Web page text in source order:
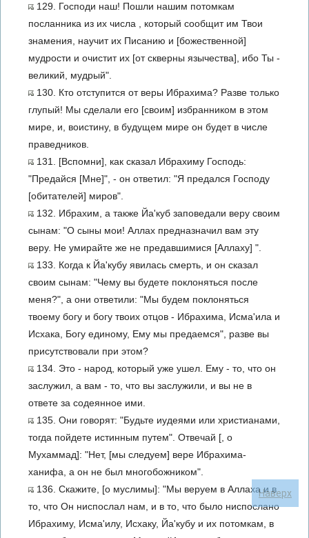
129. Господи наш! Пошли нашим потомкам
посланника из их числа , который сообщит им Твои
знамения, научит их Писанию и [божественной]
мудрости и очистит их [от скверны язычества], ибо Ты -
великий, мудрый".
130. Кто отступится от веры Ибрахима? Разве только
глупый! Мы сделали его [своим] избранником в этом
мире, и, воистину, в будущем мире он будет в числе
праведников.
131. [Вспомни], как сказал Ибрахиму Господь:
"Предайся [Мне]", - он ответил: "Я предался Господу
[обитателей] миров".
132. Ибрахим, а также Йа'куб заповедали веру своим
сынам: "О сыны мои! Аллах предназначил вам эту
веру. Не умирайте же не предавшимися [Аллаху] ".
133. Когда к Йа'кубу явилась смерть, и он сказал
своим сынам: "Чему вы будете поклоняться после
меня?", а они ответили: "Мы будем поклоняться
твоему богу и богу твоих отцов - Ибрахима, Исма'ила и
Исхака, Богу единому, Ему мы предаемся", разве вы
присутствовали при этом?
134. Это - народ, который уже ушел. Ему - то, что он
заслужил, а вам - то, что вы заслужили, и вы не в
ответе за содеянное ими.
135. Они говорят: "Будьте иудеями или христианами,
тогда пойдете истинным путем". Отвечай [, о
Мухаммад]: "Нет, [мы следуем] вере Ибрахима-
ханифа, а он не был многобожником".
136. Скажите, [о муслимы]: "Мы веруем в Аллаха и в
то, что Он ниспослал нам, и в то, что было ниспослано
Ибрахиму, Исма'илу, Исхаку, Йа'кубу и их потомкам, в
Наверх